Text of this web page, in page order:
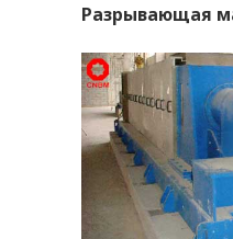
Разрывающая